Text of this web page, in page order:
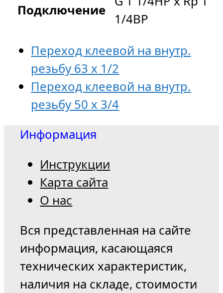
Подключение
1/4ВР
Переход клеевой на внутр.
резьбу 63 х 1/2
Переход клеевой на внутр.
резьбу 50 х 3/4
Информация
Инструкции
Карта сайта
О нас
Вся представленная на сайте
информация, касающаяся
технических характеристик,
наличия на складе, стоимости